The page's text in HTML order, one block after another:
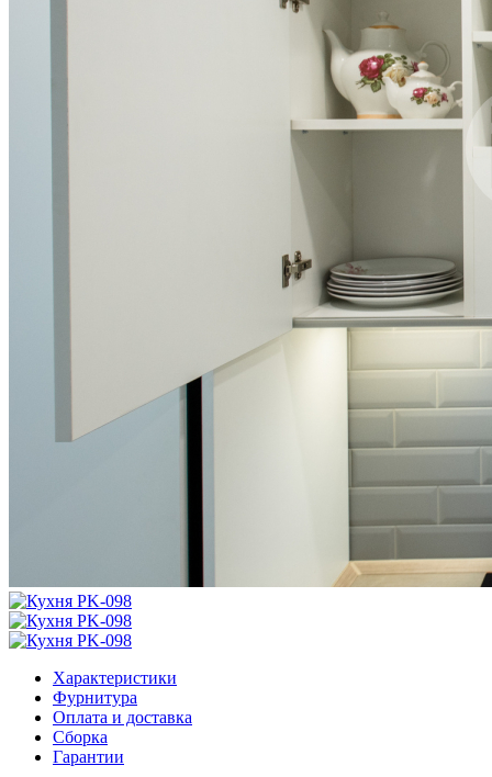
Характеристики
Фурнитура
Оплата и доставка
Сборка
Гарантии